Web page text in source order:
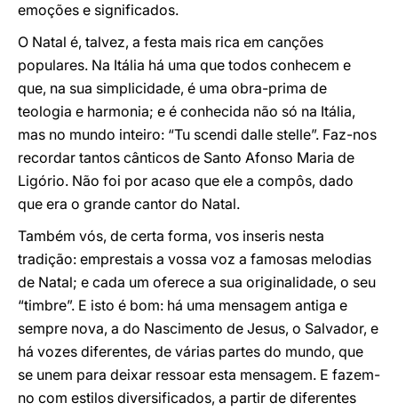
emoções e significados.
O Natal é, talvez, a festa mais rica em canções
populares. Na Itália há uma que todos conhecem e
que, na sua simplicidade, é uma obra-prima de
teologia e harmonia; e é conhecida não só na Itália,
mas no mundo inteiro: “Tu scendi dalle stelle”. Faz-nos
recordar tantos cânticos de Santo Afonso Maria de
Ligório. Não foi por acaso que ele a compôs, dado
que era o grande cantor do Natal.
Também vós, de certa forma, vos inseris nesta
tradição: emprestais a vossa voz a famosas melodias
de Natal; e cada um oferece a sua originalidade, o seu
“timbre”. E isto é bom: há uma mensagem antiga e
sempre nova, a do Nascimento de Jesus, o Salvador, e
há vozes diferentes, de várias partes do mundo, que
se unem para deixar ressoar esta mensagem. E fazem-
no com estilos diversificados, a partir de diferentes